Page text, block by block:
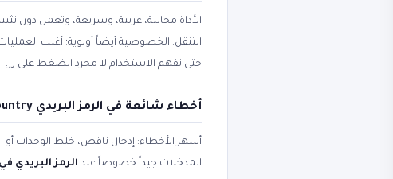
الأداة مجانية، عربية، وسريعة، وتعمل دون
التنقل. الخصوصية أيضاً أولوية؛ أغلب
حتى تفهم الاستخدام لا مجرد الضغط على زر.
أخطاء شائعة في الرمز البريدي country وZIP code
أشهر الأخطاء: إدخال ناقص، خلط الوحدات
المدخلات جيداً خصوصاً عند الرمز البريدي في country